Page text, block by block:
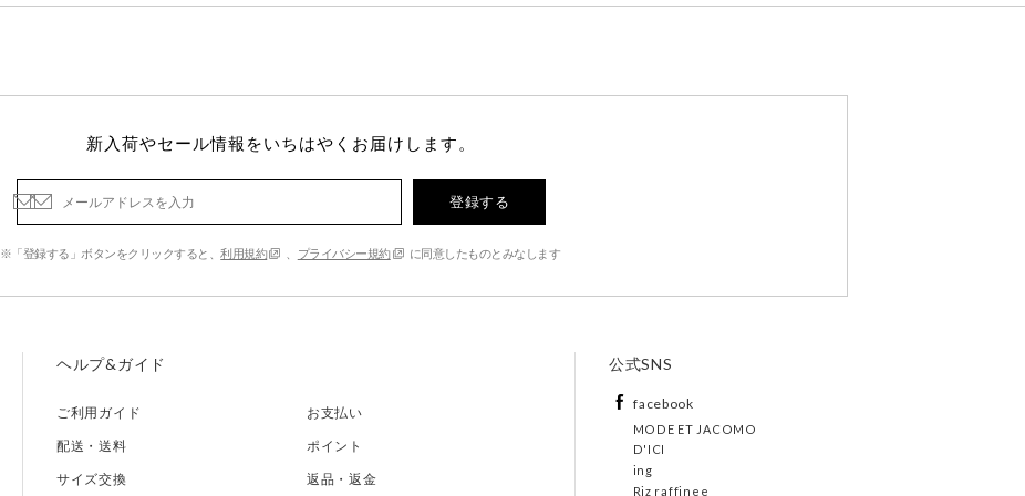
新入荷やセール情報をいちはやくお届けします。
登録する
※「登録する」ボタンをクリックすると、利用規約 プライバシー規約 に同意したものとみなします
ヘルプ&ガイド
ご利用ガイド
お支払い
配送・送料
ポイント
サイズ交換
返品・返金
公式SNS
facebook
MODE ET JACOMO
D'ICI
ing
Riz raffinee